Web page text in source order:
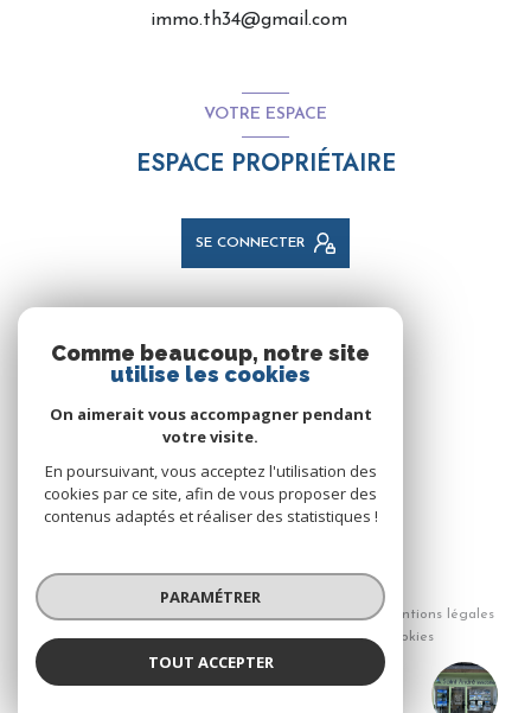
SAINT ANDRÉ IMMOBILIER
immo.th34@gmail.com
VOTRE ESPACE
ESPACE PROPRIÉTAIRE
SE CONNECTER
NOUS SUIVRE
Mentions légales
Admin
Politique RGPD Cookies
Réalisé par :
Comme beaucoup, notre site
utilise les cookies
On aimerait vous accompagner pendant
votre visite.
En poursuivant, vous acceptez l'utilisation des
cookies par ce site, afin de vous proposer des
contenus adaptés et réaliser des statistiques !
PARAMÉTRER
TOUT ACCEPTER